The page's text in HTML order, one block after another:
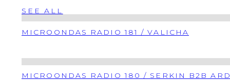
SEE ALL
MICROONDAS RADIO 181 / VALICHA
MICROONDAS RADIO 180 / SERKIN B2B